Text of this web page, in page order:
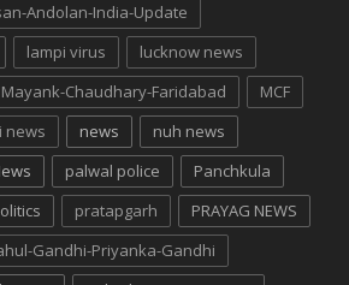
Andolan-India-Update
lampi virus
lucknow news
Mayank-Chaudhary-Faridabad
MCF
news news
nuh news
palwal police
Panchkula
pratapgarh
PRAYAG NEWS
Gandhi-Priyanka-Gandhi